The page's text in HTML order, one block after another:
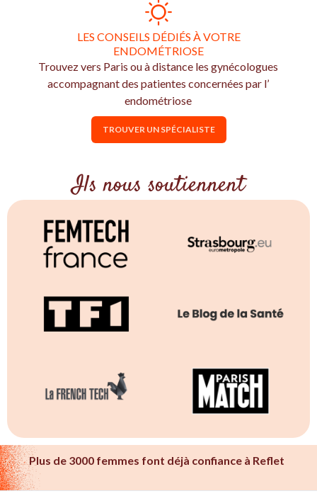
LES CONSEILS DÉDIÉS À VOTRE
ENDOMÉTRIOSE
Trouvez vers Paris ou à distance les gynécologues
accompagnant des patientes concernées par l’
endométriose
TROUVER UN SPÉCIALISTE
Ils nous soutiennent
Plus de 3000 femmes font déjà confiance à Reflet